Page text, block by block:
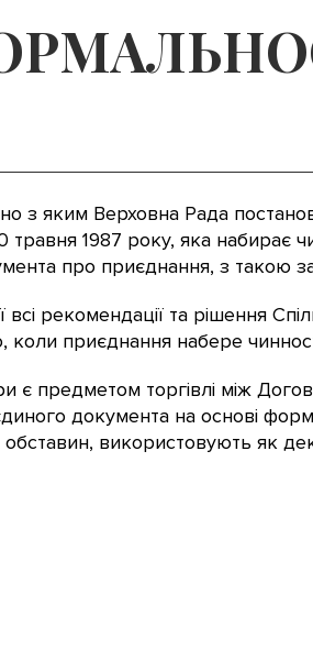
з яким Верховна Рада
травня 1987 року, яка набирає
про приєднання, з такою
рекомендації та рішення
коли приєднання набере
предметом торгівлі між
документа на основі
обставин, використовують як